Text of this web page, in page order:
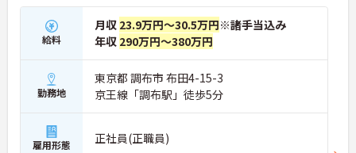
給料
月収 23.9万円～30.5万円※諸手当込み
年収 290万円～380万円
勤務地
東京都 調布市 布田4-15-3
京王線「調布駅」徒歩5分
雇用形態 正社員(正職員)